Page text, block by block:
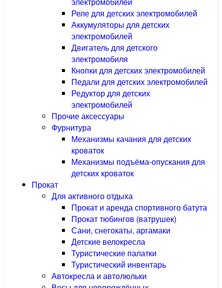
Реле для детских электромобилей
Аккумуляторы для детских
электромобилей
Двигатель для детского
электромобиля
Кнопки для детских электромобилей
Педали для детских электромобилей
Редуктор для детских
электромобилей
Прочие аксессуары
Фурнитура
Механизмы качания для детских
кроваток
Механизмы подъёма-опускания для
детских кроваток
Прокат
Для активного отдыха
Прокат и аренда спортивного батута
Прокат тюбингов (ватрушек)
Сани, снегокаты, аргамаки
Детские велокресла
Туристические палатки
Туристический инвентарь
Автокресла и автолюльки